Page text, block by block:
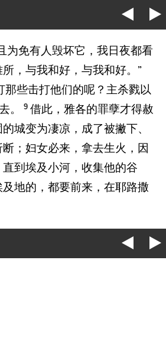
为免有人毁坏它，我日夜都看
，与我和好，与我和好。”
些击打他们的呢？主杀戮以
。 9 借此，雅各的罪孽才得赦
的城变为凄凉，成了被撇下、
；妇女必来，拿去生火，因
到埃及小河，收集他的谷
地的，都要前来，在耶路撒